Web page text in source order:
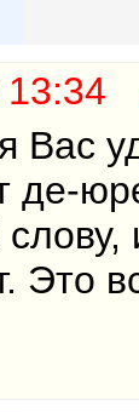
Вас
де-
Это